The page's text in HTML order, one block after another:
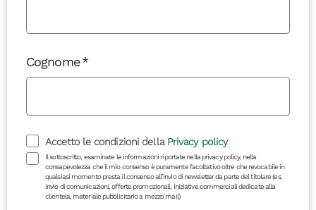
Cognome
Accetto le condizioni della Privacy policy
Il sottoscritto, esaminate le informazioni riportate nella privacy policy, nella
consapevolezza che il mio consenso è puramente facoltativo oltre che revocabile in
qualsiasi momento presta il consenso all’invio di newsletter da parte del titolare (es.
invio di comunicazioni, offerte promozionali, iniziative commerciali dedicate alla
clientela, materiale pubblicitario a mezzo mail)